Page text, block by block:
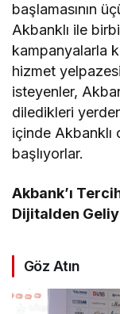
başlamasının
Akbanklı ile
kampanyalarla
hizmet
isteyenler,
diledikleri
içinde Akbanklı
başlıyorlar.
Akbank’ı
Dijitalden
Göz Atın